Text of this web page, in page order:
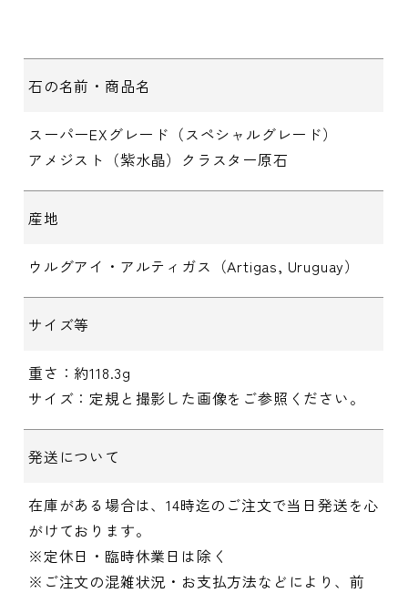
石の名前・商品名
スーパーEXグレード（スペシャルグレード）
アメジスト（紫水晶）クラスター原石
産地
ウルグアイ・アルティガス（Artigas, Uruguay）
サイズ等
重さ：約118.3g
サイズ：定規と撮影した画像をご参照ください。
発送について
在庫がある場合は、14時迄のご注文で当日発送を心
がけております。
※定休日・臨時休業日は除く
※ご注文の混雑状況・お支払方法などにより、前